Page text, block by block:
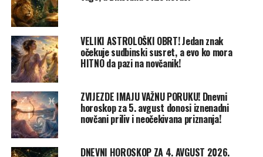
VELIKI ASTROLOŠKI OBRT! Jedan znak
očekuje sudbinski susret, a evo ko mora
HITNO da pazi na novčanik!
ZVIJEZDE IMAJU VAŽNU PORUKU! Dnevni
horoskop za 5. avgust donosi iznenadni
novčani priliv i neočekivana priznanja!
DNEVNI HOROSKOP ZA 4. AVGUST 2026.